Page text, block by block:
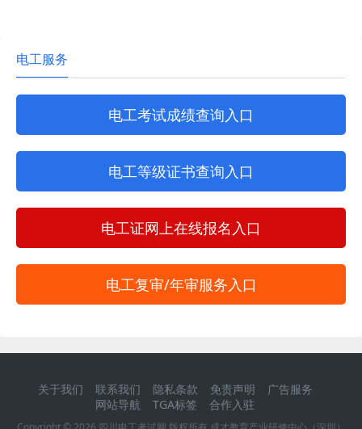
电工服务
电工考试成绩查询入口
电工等级证书查询入口
电工证网上在线报名入口
电工复审/年审服务入口
关于我们 联系我们 隐私条款 免责声明
广告服务
网站导航
TGA标签 合作入驻